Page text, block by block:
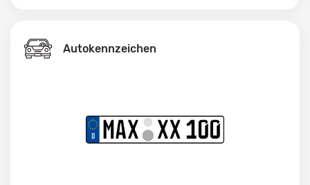
Autokennzeichen